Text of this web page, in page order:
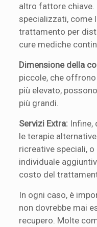
altro fattore chiave.
specializzati, come
trattamento per
cure mediche
Dimensione della
piccole, che
più elevato,
più grandi.
Servizi Extra: Infine,
le terapie
ricreative speciali,
individuale
costo del
In ogni caso, è
non dovrebbe mai
recupero. Molte